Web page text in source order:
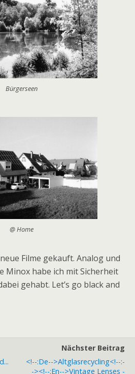
Bürgerseen
@ Home
Filme gekauft. Analog und
Minox habe ich mit Sicherheit
gehabt. Let’s go black and
Nächster Beitrag
<!--:de-->Altglasrecycling<!--:-
-><!--:en-->Vintage Lenses -